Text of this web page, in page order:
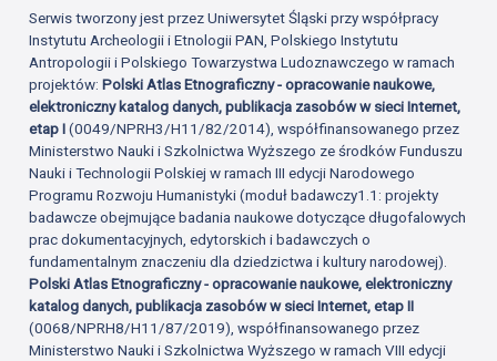
Serwis tworzony jest przez Uniwersytet Śląski przy współpracy
Instytutu Archeologii i Etnologii PAN, Polskiego Instytutu
Antropologii i Polskiego Towarzystwa Ludoznawczego w ramach
projektów:Polski Atlas Etnograficzny - opracowanie naukowe,
elektroniczny katalog danych, publikacja zasobów w sieci Internet,
etap I(0049/NPRH3/H11/82/2014), współfinansowanego przez
Ministerstwo Nauki i Szkolnictwa Wyższego ze środków Funduszu
Nauki i Technologii Polskiej w ramach III edycji Narodowego
Programu Rozwoju Humanistyki (moduł badawczy1.1: projekty
badawcze obejmujące badania naukowe dotyczące długofalowych
prac dokumentacyjnych, edytorskich i badawczych o
fundamentalnym znaczeniu dla dziedzictwa i kultury narodowej).
Polski Atlas Etnograficzny - opracowanie naukowe, elektroniczny
katalog danych, publikacja zasobów w sieci Internet, etap II
(0068/NPRH8/H11/87/2019), współfinansowanego przez
Ministerstwo Nauki i Szkolnictwa Wyższego w ramach VIII edycji